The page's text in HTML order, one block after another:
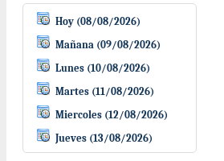
Hoy (08/08/2026)
Mañana (09/08/2026)
Lunes (10/08/2026)
Martes (11/08/2026)
Miercoles (12/08/2026)
Jueves (13/08/2026)